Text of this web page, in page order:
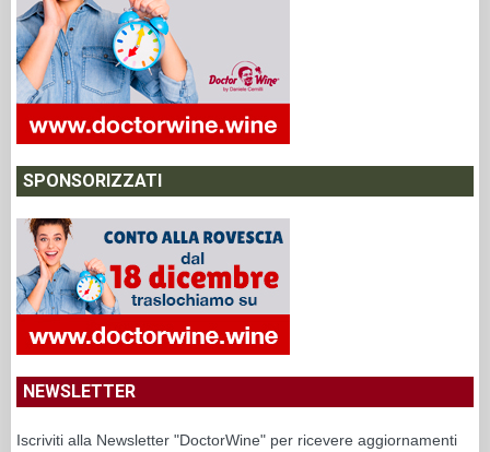
SPONSORIZZATI
NEWSLETTER
Iscriviti alla Newsletter "DoctorWine" per ricevere aggiornamenti